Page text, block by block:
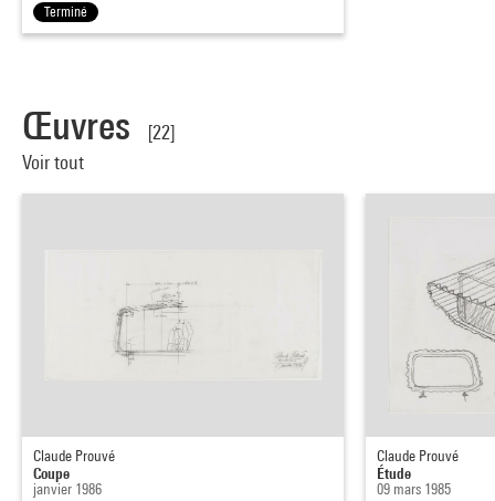
Terminé
Œuvres
[22]
Voir tout
Claude Prouvé
Coupe
janvier 1986
Claude Prouvé
Étude
09 mars 1985